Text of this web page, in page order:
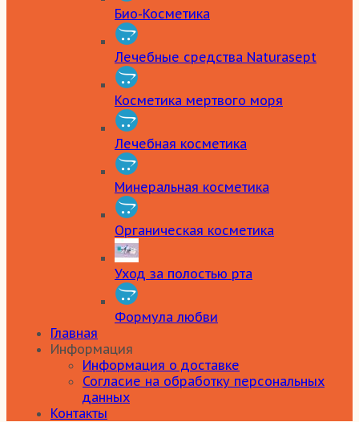
Био-Косметика
Лечебные средства Naturasept
Косметика мертвого моря
Лечебная косметика
Минеральная косметика
Органическая косметика
Уход за полостью рта
Формула любви
Главная
Информация
Информация о доставке
Согласие на обработку персональных
данных
Контакты